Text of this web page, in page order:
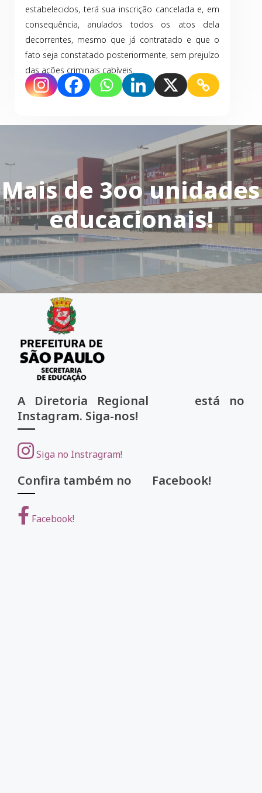
estabelecidos, terá sua inscrição cancelada e, em
consequência, anulados todos os atos dela
decorrentes, mesmo que já contratado e que o
fato seja constatado posteriormente, sem prejuízo
das ações criminais cabíveis.
Mais de 3oo unidades
educacionais!
A Diretoria Regional está no
Instagram. Siga-nos!
Siga no Instragram!
Confira também no Facebook!
Facebook!